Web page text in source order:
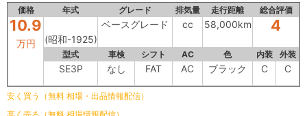
価格 年式 グレード 排気量 走行距離 総合評価
10.9
万円 (昭和-1925)
ベースグレード cc 58,000km 4
型式 車検 シフト AC 色 内装 外装
SE3P なし FAT AC ブラック C C
安く買う（無料 相場・出品情報配信）